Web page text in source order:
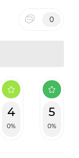
0
4
0%
5
0%